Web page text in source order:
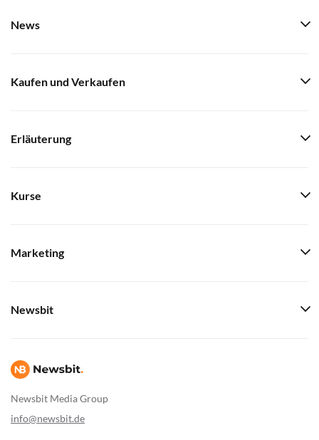
Newsbit Media Group
info@newsbit.de
News
Kaufen und Verkaufen
Erläuterung
Kurse
Marketing
Newsbit